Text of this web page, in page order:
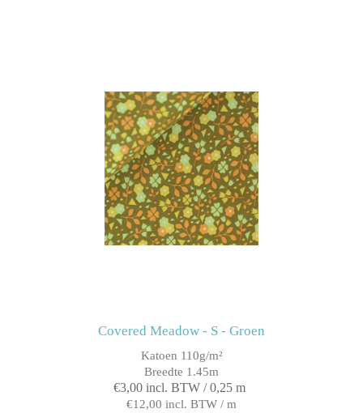
Covered Meadow - S - Groen
Katoen 110g/m²
Breedte 1.45m
€3,00 incl. BTW / 0,25 m
€12,00 incl. BTW / m